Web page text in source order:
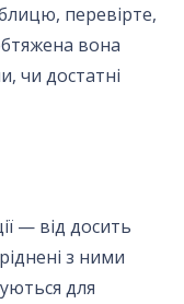
перевірте,
вона
чи достатні
— від досить
з ними
для